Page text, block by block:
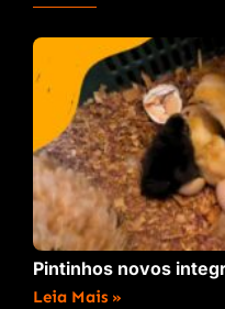
Pintinhos novos
Leia Mais »